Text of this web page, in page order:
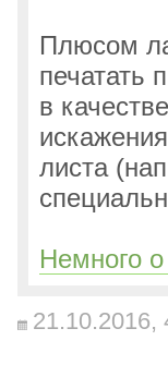
Плюсом
печатать
в
листа
Немного
21.10.2016,